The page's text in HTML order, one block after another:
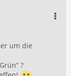
um die
?